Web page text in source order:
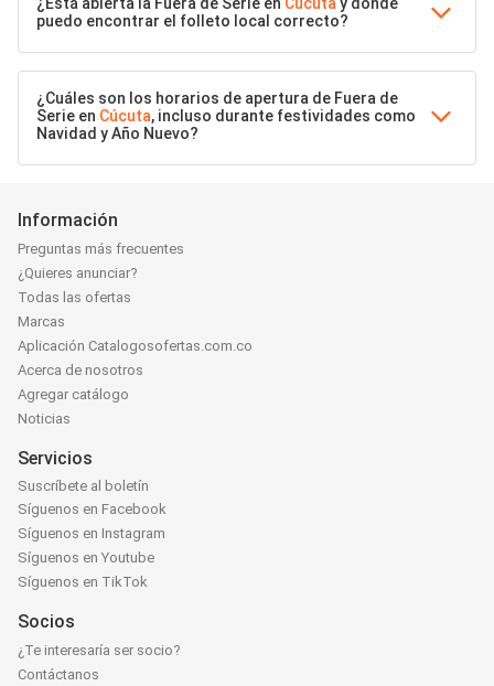
puedo encontrar el folleto local correcto?
¿Cuáles son los horarios de apertura de Fuera de
Serie en Cúcuta, incluso durante festividades como
Navidad y Año Nuevo?
Información
Preguntas más frecuentes
¿Quieres anunciar?
Todas las ofertas
Marcas
Aplicación Catalogosofertas.com.co
Acerca de nosotros
Agregar catálogo
Noticias
Servicios
Suscríbete al boletín
Síguenos en Facebook
Síguenos en Instagram
Síguenos en Youtube
Síguenos en TikTok
Socios
¿Te interesaría ser socio?
Contáctanos